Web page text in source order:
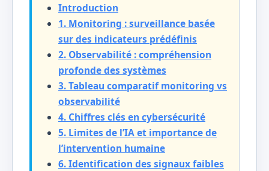
Introduction
1. Monitoring : surveillance basée
sur des indicateurs prédéfinis
2. Observabilité : compréhension
profonde des systèmes
3. Tableau comparatif monitoring vs
observabilité
4. Chiffres clés en cybersécurité
5. Limites de l’IA et importance de
l’intervention humaine
6. Identification des signaux faibles